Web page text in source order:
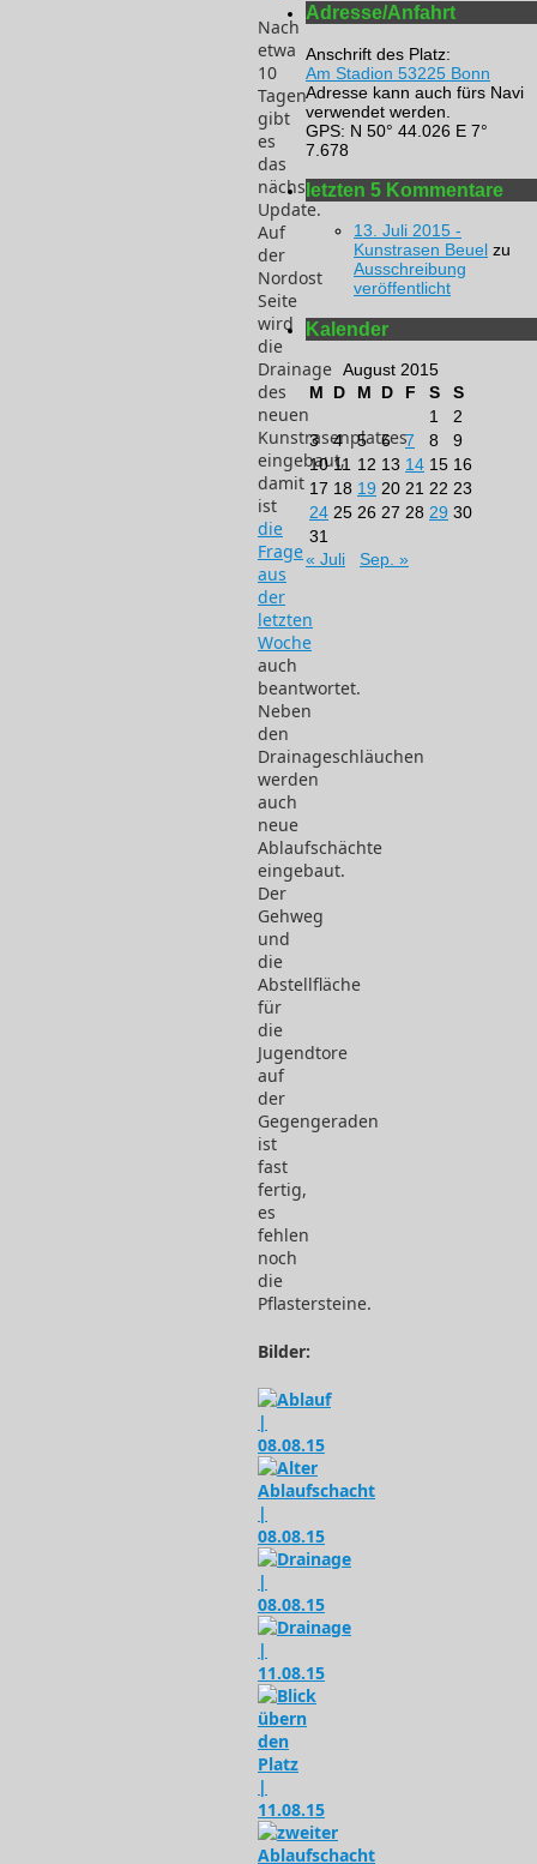
Nach
etwa
10
Tagen
gibt
es
das
nächste
Update.
Auf
der
Nordost
Seite
wird
die
Drainage
des
neuen
Kunstrasenplatzes
eingebaut,
damit
ist
die
Frage
aus
der
letzten
Woche
auch
beantwortet.
Neben
den
Drainageschläuchen
werden
auch
neue
Ablaufschächte
eingebaut.
Der
Gehweg
und
die
Abstellfläche
für
die
Jugendtore
auf
der
Gegengeraden
ist
fast
fertig,
es
fehlen
noch
die
Pflastersteine.
Bilder:
Adresse/Anfahrt
Anschrift des Platz:
Am Stadion 53225 Bonn
Adresse kann auch fürs Navi
verwendet werden.
GPS: N 50° 44.026 E 7°
7.678
letzten 5 Kommentare
13. Juli 2015 -
Kunstrasen Beuel zu
Ausschreibung
veröffentlicht
Kalender
August 2015
M
D M D F S
S
1
2
3
4 5 6 7 8
9
10 11 12 13 14 15 16
17 18 19 20 21 22 23
24 25 26 27 28 29 30
31
« Juli
Sep. »